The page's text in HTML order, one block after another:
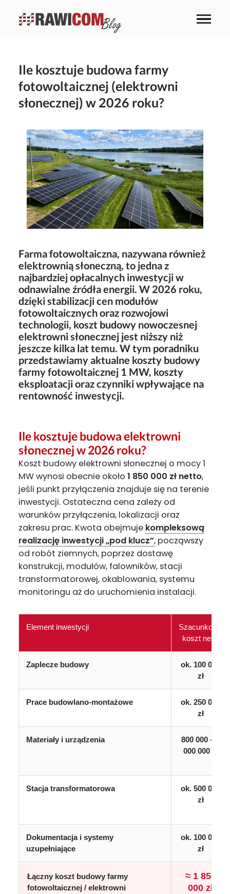
Ile kosztuje budowa farmy
fotowoltaicznej (elektrowni
słonecznej) w 2026 roku?
Farma fotowoltaiczna, nazywana również
elektrownią słoneczną, to jedna z
najbardziej opłacalnych inwestycji w
odnawialne źródła energii. W 2026 roku,
dzięki stabilizacji cen modułów
fotowoltaicznych oraz rozwojowi
technologii, koszt budowy nowoczesnej
elektrowni słonecznej jest niższy niż
jeszcze kilka lat temu. W tym poradniku
przedstawiamy aktualne koszty budowy
farmy fotowoltaicznej 1 MW, koszty
eksploatacji oraz czynniki wpływające na
rentowność inwestycji.
Ile kosztuje budowa elektrowni
słonecznej w 2026 roku?
Koszt budowy elektrowni słonecznej o mocy 1
MW wynosi obecnie około1 850 000 zł netto,
jeśli punkt przyłączenia znajduje się na terenie
inwestycji. Ostateczna cena zależy od
warunków przyłączenia, lokalizacji oraz
zakresu prac. Kwota obejmuje kompleksową
realizację inwestycji „pod klucz”, począwszy
od robót ziemnych, poprzez dostawę
konstrukcji, modułów, falowników, stacji
transformatorowej, okablowania, systemu
monitoringu aż do uruchomienia instalacji.
Element inwestycji
Szacunkowy
koszt netto
Zaplecze budowy
ok. 100 000
zł
Prace budowlano-montażowe
ok. 250 000
zł
Materiały i urządzenia
800 000 – 1
000 000 zł
Stacja transformatorowa
ok. 500 000
zł
Dokumentacja i systemy
uzupełniające
ok. 100 000
zł
Łączny koszt budowy farmy
fotowoltaicznej / elektrowni
≈ 1 850
000 zł